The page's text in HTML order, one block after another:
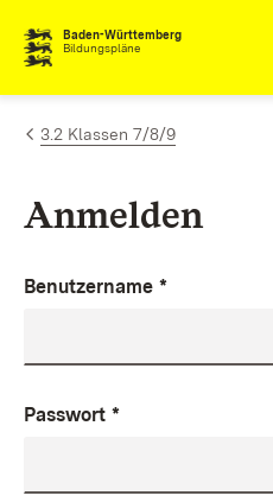
Zum Inhalt springen
Baden-Württemberg
Bildungspläne
3.2 Klassen 7/8/9
Anmelden
Benutzername *
Passwort *